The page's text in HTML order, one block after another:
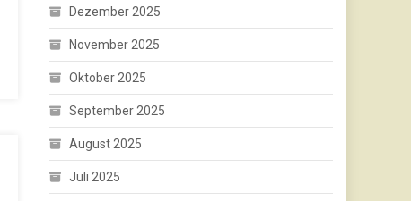
Dezember 2025
November 2025
Oktober 2025
September 2025
August 2025
Juli 2025